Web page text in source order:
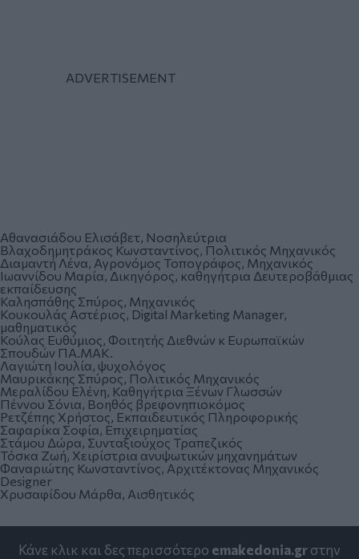
Αθανασιάδου Ελισάβετ, Νοσηλεύτρια
Βλαχοδημητράκος Κωνσταντίνος, Πολιτικός Μηχανικός
Διαμαντή Λένα, Αγρονόμος Τοπογράφος, Μηχανικός
Ιωαννίδου Μαρία, Δικηγόρος, καθηγήτρια Δευτεροβάθμιας
εκπαίδευσης
Καλησπάθης Σπύρος, Μηχανικός
Κουκουλάς Αστέριος, Digital Marketing Manager,
μαθηματικός
Κούλας Ευθύμιος, Φοιτητής Διεθνών κ Ευρωπαϊκών
Σπουδών ΠΑ.ΜΑΚ.
Λαγιώτη Ιουλία, ψυχολόγος
Μαυρικάκης Σπύρος, Πολιτικός Μηχανικός
Μεραλίδου Ελένη, Καθηγήτρια Ξένων Γλωσσών
Πέννου Σόνια, Βοηθός βρεφονηπιοκόμος
Ρετζέπης Χρήστος, Εκπαιδευτικός Πληροφορικής
Σαφαρίκα Σοφία, Επιχειρηματίας
Στάμου Δώρα, Συνταξιούχος Τραπεζικός
Τόσκα Ζωή, Χειρίστρια ανυψωτικών μηχανημάτων
Φαναριώτης Κωνσταντίνος, Αρχιτέκτονας Μηχανικός
Designer
Χρυσαφίδου Μάρθα, Αισθητικός
Κάνε κλικ και δες περισσότερο emakedonia.grστην